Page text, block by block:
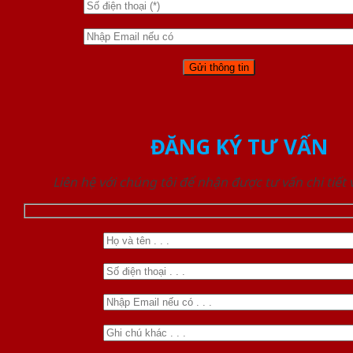
ĐĂNG KÝ TƯ VẤN
Liên hệ với chúng tôi để nhận được tư vấn chi tiết